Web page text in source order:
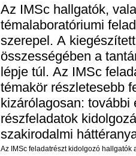
Az IMSc hallgatók,
témalaboratóriumi
szerepel. A
összességében a
lépje túl. Az IMSc
témakör részletesebb
kizárólagosan:
részfeladatok
szakirodalmi
Az IMSc feladatrészt kidolgozó hallgatók